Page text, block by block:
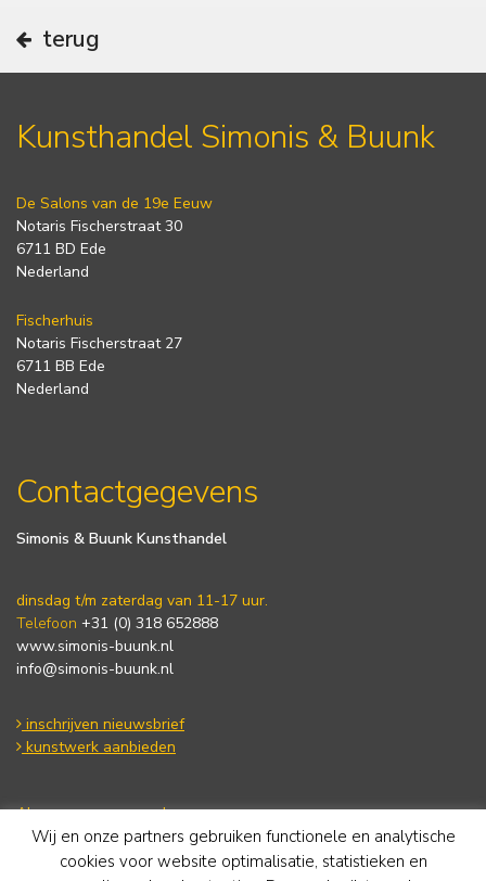
terug
Kunsthandel Simonis & Buunk
De Salons van de 19e Eeuw
Notaris Fischerstraat 30
6711 BD Ede
Nederland
Fischerhuis
Notaris Fischerstraat 27
6711 BB Ede
Nederland
Contactgegevens
Simonis & Buunk Kunsthandel
dinsdag t/m zaterdag van 11-17 uur.
Telefoon +31 (0) 318 652888
www.simonis-buunk.nl
info@simonis-buunk.nl
inschrijven nieuwsbrief
kunstwerk aanbieden
Algemene voorwaarden
Privacy statement
Cookie Policy
Wij en onze partners gebruiken functionele en analytische
cookies voor website optimalisatie, statistieken en